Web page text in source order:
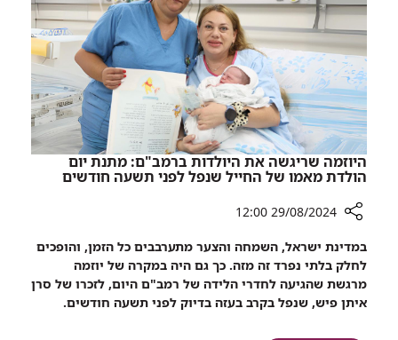
לשקול
את
מכירת
גז
הקצפות
היוזמה שריגשה את היולדות ברמב"ם: מתנת יום
הולדת מאמו של החייל שנפל לפני תשעה חודשים
שיתוף
היוזמה
שריגשה
את
29/08/2024 12:00
במדינת ישראל, השמחה והצער מתערבבים כל הזמן, והופכים
לחלק בלתי נפרד זה מזה. כך גם היה במקרה של יוזמה
מרגשת שהגיעה לחדרי הלידה של רמב"ם היום, לזכרו של סרן
איתן פיש, שנפל בקרב בעזה בדיוק לפני תשעה חודשים.